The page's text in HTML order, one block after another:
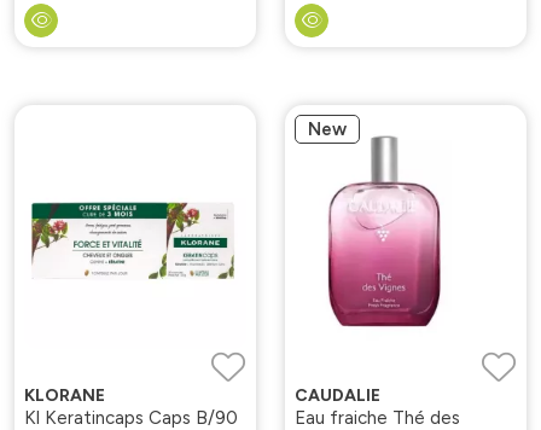
KLORANE
Kl Keratincaps Caps B/90
New
CAUDALIE
Eau fraiche Thé des